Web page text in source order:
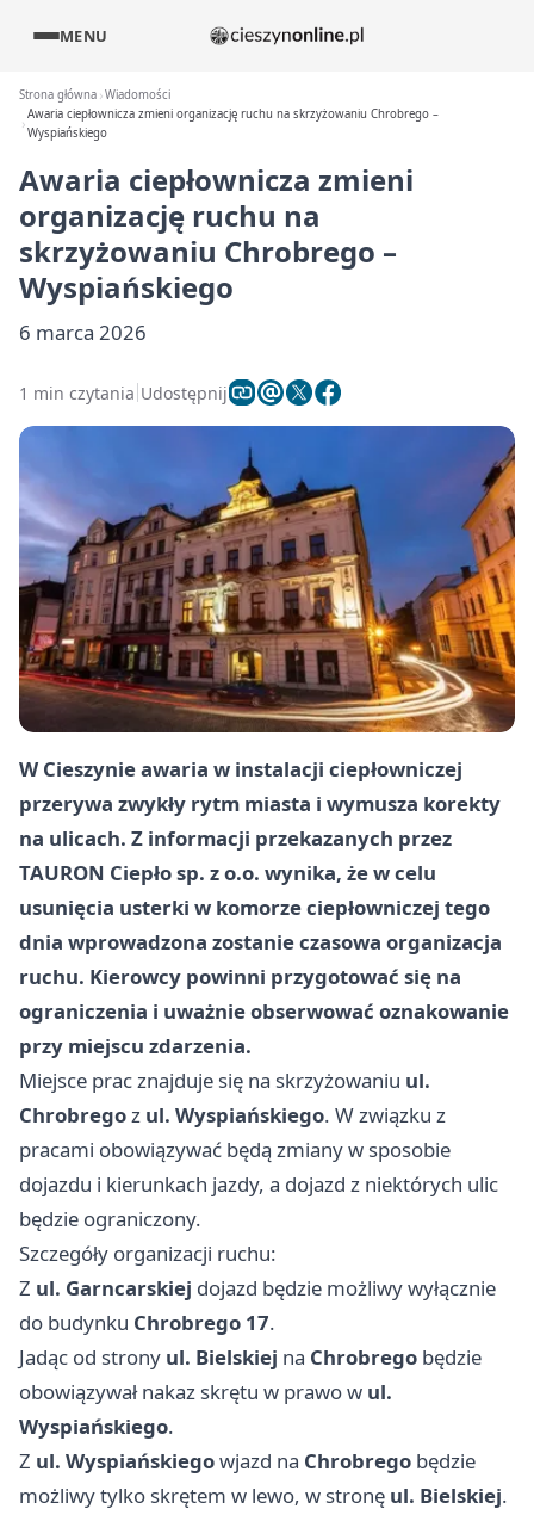
MENU
Strona główna Wiadomości
Awaria ciepłownicza zmieni organizację ruchu na skrzyżowaniu Chrobrego –
Wyspiańskiego
Awaria ciepłownicza zmieni
organizację ruchu na
skrzyżowaniu Chrobrego –
Wyspiańskiego
6 marca 2026
1 min czytania Udostępnij
W Cieszynieawaria w instalacji ciepłowniczej
przerywa zwykły rytm miasta i wymusza korekty
na ulicach. Z informacji przekazanych przez
TAURON Ciepło sp. z o.o. wynika, że w celu
usunięcia usterki w komorze ciepłowniczej tego
dnia wprowadzona zostanie czasowa organizacja
ruchu. Kierowcy powinni przygotować się na
ograniczenia i uważnie obserwować oznakowanie
przy miejscu zdarzenia.
Miejsce prac znajduje się na skrzyżowaniu ul.
Chrobregoz ul. Wyspiańskiego. W związku z
pracami obowiązywać będą zmiany w sposobie
dojazdu i kierunkach jazdy, a dojazd z niektórych ulic
będzie ograniczony.
Szczegóły organizacji ruchu:
Z ul. Garncarskiej dojazd będzie możliwy wyłącznie
do budynku Chrobrego 17.
Jadąc od strony ul. Bielskiej na Chrobrego będzie
obowiązywał nakaz skrętu w prawo w ul.
Wyspiańskiego.
Z ul. Wyspiańskiegowjazd na Chrobrego będzie
możliwy tylko skrętem w lewo, w stronę ul. Bielskiej.